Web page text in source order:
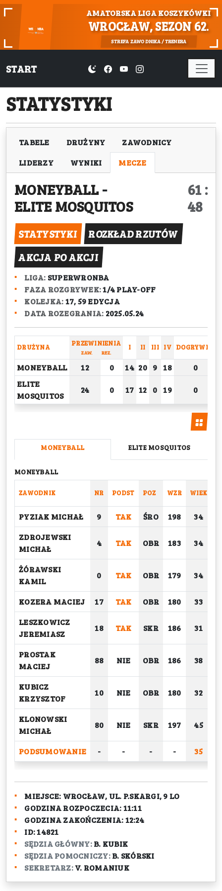
AMATORSKA LIGA KOSZYKÓWKI
WROCŁAW, SEZON 62.
STREFA ZAWODNIKA / TRENERA
START
STATYSTYKI
TABELE DRUŻYNY
ZAWODNICY
LIDERZY
WYNIKI MECZE
MONEYBALL-
ELITE MOSQUITOS
61 :
48
STATYSTYKI
ROZKŁAD RZUTÓW
AKCJA PO AKCJI
LIGA: SUPERWRONBA
FAZA ROZGRYWEK:1/4 PLAY-OFF
KOLEJKA:17, 59 EDYCJA
DATA ROZEGRANIA: 2025.05.24
DRUŻYNA PRZEWINIENIA
ZAW. REZ.
I II III IV DOGRYWKA
MONEYBALL 12 0 14 20 9 18
0
ELITE
MOSQUITOS
24 0 17 12 0 19 0
MONEYBALL ELITE MOSQUITOS
MONEYBALL
ZAWODNIK NR PODST POZ WZR WIEK
PYZIAK MICHAŁ 9 TAK ŚRO 198 34
ZDROJEWSKI
MICHAŁ
4 TAK OBR 183 34
ŻÓRAWSKI
KAMIL
0 TAK OBR 179 34
KOZERA MACIEJ 17 TAK OBR 180 33
LESZKOWICZ
JEREMIASZ
18 TAK SKR 186 31
PROSTAK
MACIEJ
88 NIE OBR 186 38
KUBICZ
KRZYSZTOF
10 NIE OBR 180 32
KLONOWSKI
MICHAŁ
80 NIE SKR 197 45
PODSUMOWANIE - - - - 35
MIEJSCE: WROCŁAW, UL. P.SKARGI, 9 LO
GODZINA ROZPOCZECIA:11:11
GODZINA ZAKOŃCZENIA:12:24
ID:14821
SĘDZIA GŁÓWNY: B. KUBIK
SĘDZIA POMOCNICZY: B. SKÓRSKI
SEKRETARZ: V. ROMANIUK